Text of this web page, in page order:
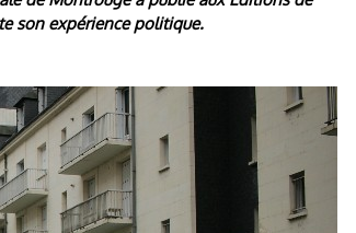
son expérience politique.